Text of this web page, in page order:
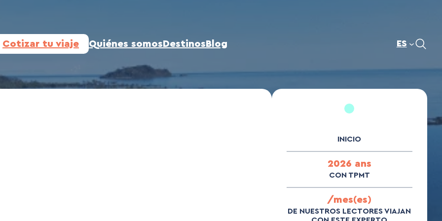
Cotizar tu viaje Quiénes somosDestinosBlog ES
INICIO
2026 ans
CON TPMT
/mes(es)
DE NUESTROS LECTORES VIAJAN